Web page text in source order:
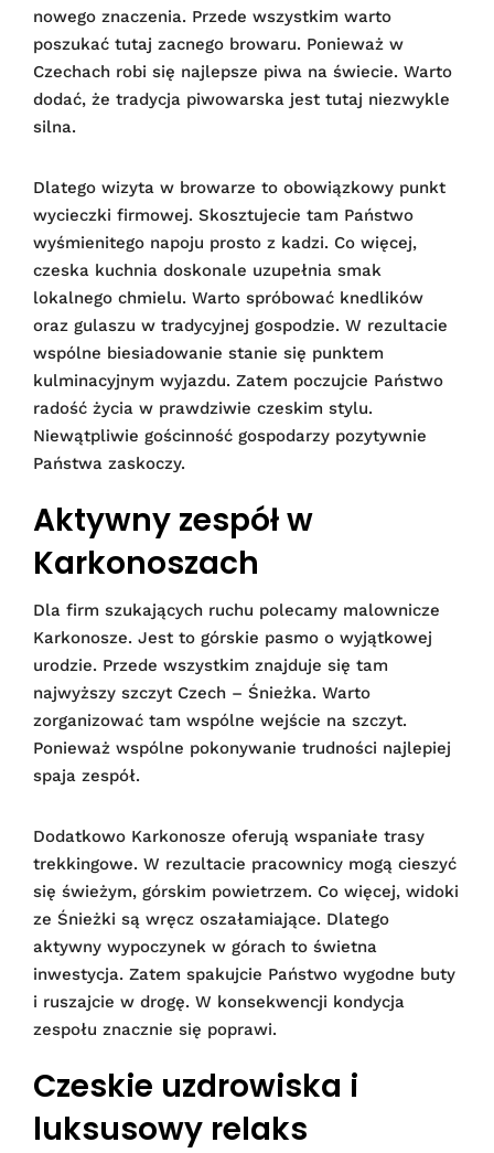
nowego znaczenia. Przede wszystkim warto
poszukać tutaj zacnego browaru. Ponieważ w
Czechach robi się najlepsze piwa na świecie. Warto
dodać, że tradycja piwowarska jest tutaj niezwykle
silna.
Dlatego wizyta w browarze to obowiązkowy punkt
wycieczki firmowej. Skosztujecie tam Państwo
wyśmienitego napoju prosto z kadzi. Co więcej,
czeska kuchnia doskonale uzupełnia smak
lokalnego chmielu. Warto spróbować knedlików
oraz gulaszu w tradycyjnej gospodzie. W rezultacie
wspólne biesiadowanie stanie się punktem
kulminacyjnym wyjazdu. Zatem poczujcie Państwo
radość życia w prawdziwie czeskim stylu.
Niewątpliwie gościnność gospodarzy pozytywnie
Państwa zaskoczy.
Aktywny zespół w
Karkonoszach
Dla firm szukających ruchu polecamy malownicze
Karkonosze. Jest to górskie pasmo o wyjątkowej
urodzie. Przede wszystkim znajduje się tam
najwyższy szczyt Czech – Śnieżka. Warto
zorganizować tam wspólne wejście na szczyt.
Ponieważ wspólne pokonywanie trudności najlepiej
spaja zespół.
Dodatkowo Karkonosze oferują wspaniałe trasy
trekkingowe. W rezultacie pracownicy mogą cieszyć
się świeżym, górskim powietrzem. Co więcej, widoki
ze Śnieżki są wręcz oszałamiające. Dlatego
aktywny wypoczynek w górach to świetna
inwestycja. Zatem spakujcie Państwo wygodne buty
i ruszajcie w drogę. W konsekwencji kondycja
zespołu znacznie się poprawi.
Czeskie uzdrowiska i
luksusowy relaks